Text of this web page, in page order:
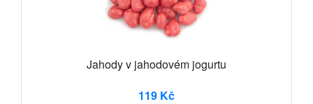
Jahody v jahodovém jogurtu
119 Kč